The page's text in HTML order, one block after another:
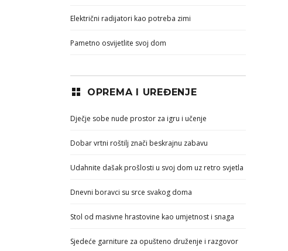
Električni radijatori kao potreba zimi
Pametno osvijetlite svoj dom
OPREMA I UREĐENJE
Dječje sobe nude prostor za igru i učenje
Dobar vrtni roštilj znači beskrajnu zabavu
Udahnite dašak prošlosti u svoj dom uz retro svjetla
Dnevni boravci su srce svakog doma
Stol od masivne hrastovine kao umjetnost i snaga
Sjedeće garniture za opušteno druženje i razgovor